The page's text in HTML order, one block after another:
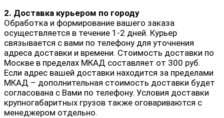
2. Доставка курьером по городу
Обработка и формирование вашего заказа
осуществляется в течение 1-2 дней. Курьер
связывается с вами по телефону для уточнения
адреса доставки и времени. Стоимость доставки по
Москве в пределах МКАД составляет от 300 руб.
Если адрес вашей доставки находится за пределами
МКАД – дополнительная стоимость доставки будет
согласована с Вами по телефону. Условия доставки
крупногабаритных грузов также оговариваются с
менеджером отдельно.